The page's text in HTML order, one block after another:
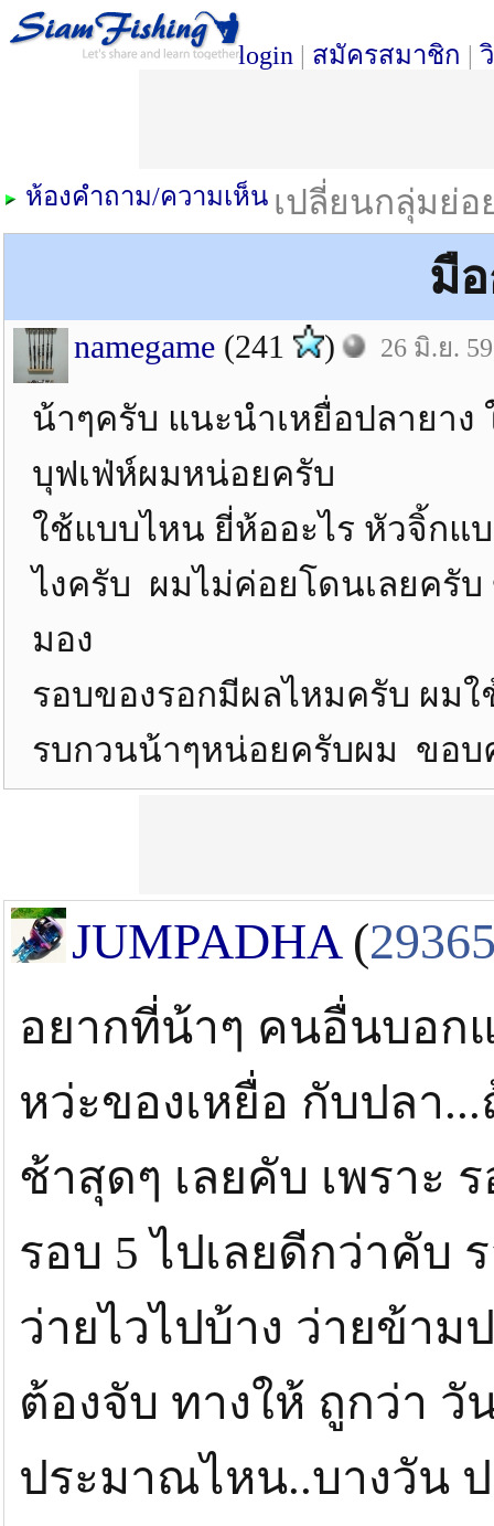
login | สมัครสมาชิก |
เปลี่ยนกลุ่มย่
ห้องคำถาม/ความเห็น
มื
namegame (241 ) 26 มิ.ย.
น้าๆครับ แนะนำเหยื่อปลายาง
บุฟเฟ่ห์ผมหน่อยครับ
ใช้แบบไหน ยี่ห้ออะไร หัวจิ้กแ
ไงครับ ผมไม่ค่อยโดนเลยครั
มอง
รอบของรอกมีผลไหมครับ ผมใ
รบกวนน้าๆหน่อยครับผม ขอ
JUMPADHA(
อยากที่น้าๆ คนอื่นบอก
หว่ะของเหยื่อ กับปลา
ช้าสุดๆ เลยคับ เพราะ
รอบ 5 ไปเลยดีกว่าคับ
ว่ายไวไปบ้าง ว่ายข้าม
ต้องจับ ทางให้ ถูกว่า
ประมาณไหน..บางวัน